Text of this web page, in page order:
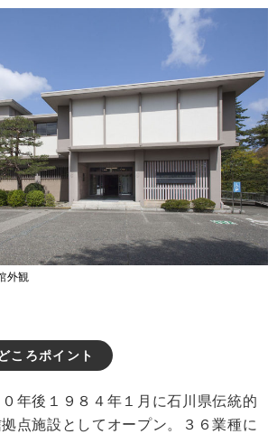
外観
ころポイント
年後１９８４年１月に石川県伝統的
点施設としてオープン。３６業種に